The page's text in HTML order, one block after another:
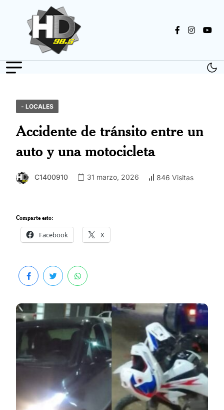
- LOCALES
Accidente de tránsito entre un
auto y una motocicleta
C1400910 31 marzo, 2026 846 Visitas
Comparte esto:
Facebook X